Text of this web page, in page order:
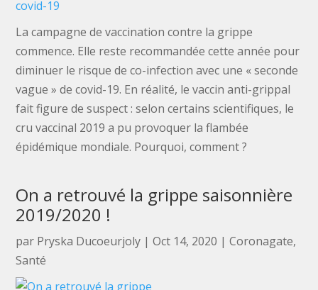
La campagne de vaccination contre la grippe
commence. Elle reste recommandée cette année pour
diminuer le risque de co-infection avec une « seconde
vague » de covid-19. En réalité, le vaccin anti-grippal
fait figure de suspect : selon certains scientifiques, le
cru vaccinal 2019 a pu provoquer la flambée
épidémique mondiale. Pourquoi, comment ?
On a retrouvé la grippe saisonnière
2019/2020 !
par Pryska Ducoeurjoly |Oct 14, 2020 |Coronagate,
Santé